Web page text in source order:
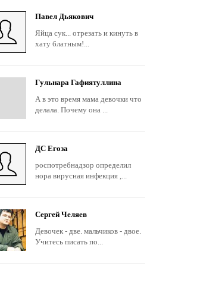
Павел Дьякович
Яйца сук... отрезать и кинуть в
хату блатным!...
Гульнара Гафиятуллина
А в это время мама девочки что
делала. Почему она ...
ДС Егоза
роспотребнадзор определил
нора вирусная инфекция ,...
Сергей Челяев
Девочек - две. мальчиков - двое.
Учитесь писать по...